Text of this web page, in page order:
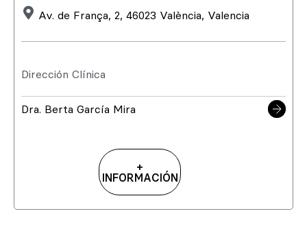
Av. de França, 2, 46023 València, Valencia
Dirección Clínica
Dra. Berta García Mira
+
INFORMACIÓN